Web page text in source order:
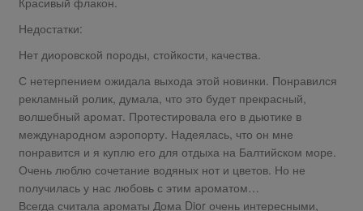
Недостатки:
Нет диоровской породы, стойкости, качества.
С нетерпением ожидала выхода этой новинки. Понравился
рекламный ролик, думала, что это будет прекрасный,
волшебный аромат. Протестировала его в дьютике в
международном аэропорту. Надеялась, что он мне
понравится и я куплю его для отдыха на Балтийском море.
Очень люблю сочетание водяных нот и цветов. Но не
получилась у нас любовь с этим ароматом…
Всегда считала ароматы Дома Dior очень интересными,